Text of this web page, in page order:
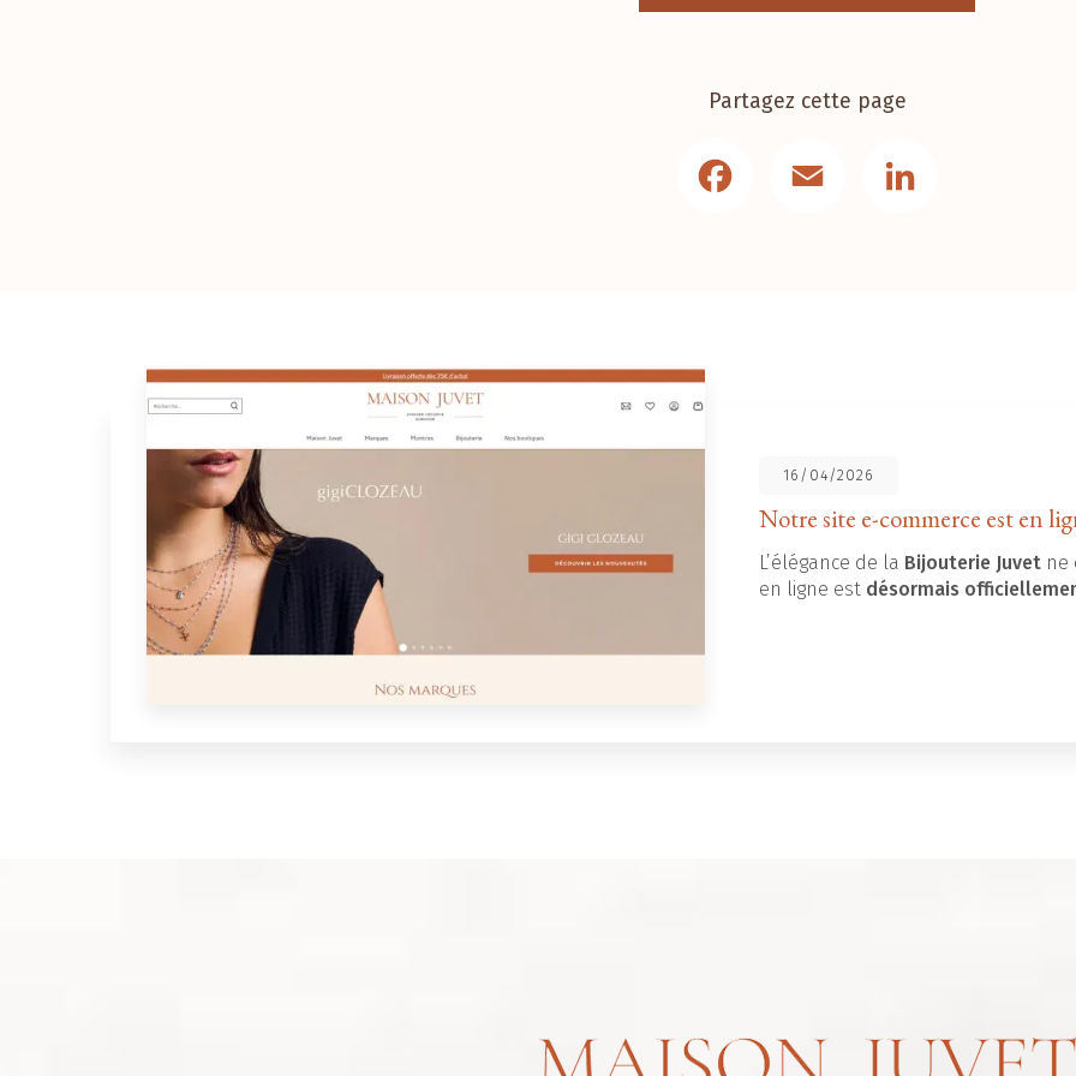
Partagez cette page
16/04/2026
Notre site e-commerce est en
L’élégance de la Bijouterie Juvet ne
en ligne est désormais